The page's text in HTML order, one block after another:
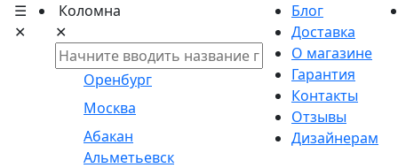
☰
✕
Коломна
✕
Оренбург
Москва
Абакан
Альметьевск
Блог
Доставка
О магазине
Гарантия
Контакты
Отзывы
Дизайнерам